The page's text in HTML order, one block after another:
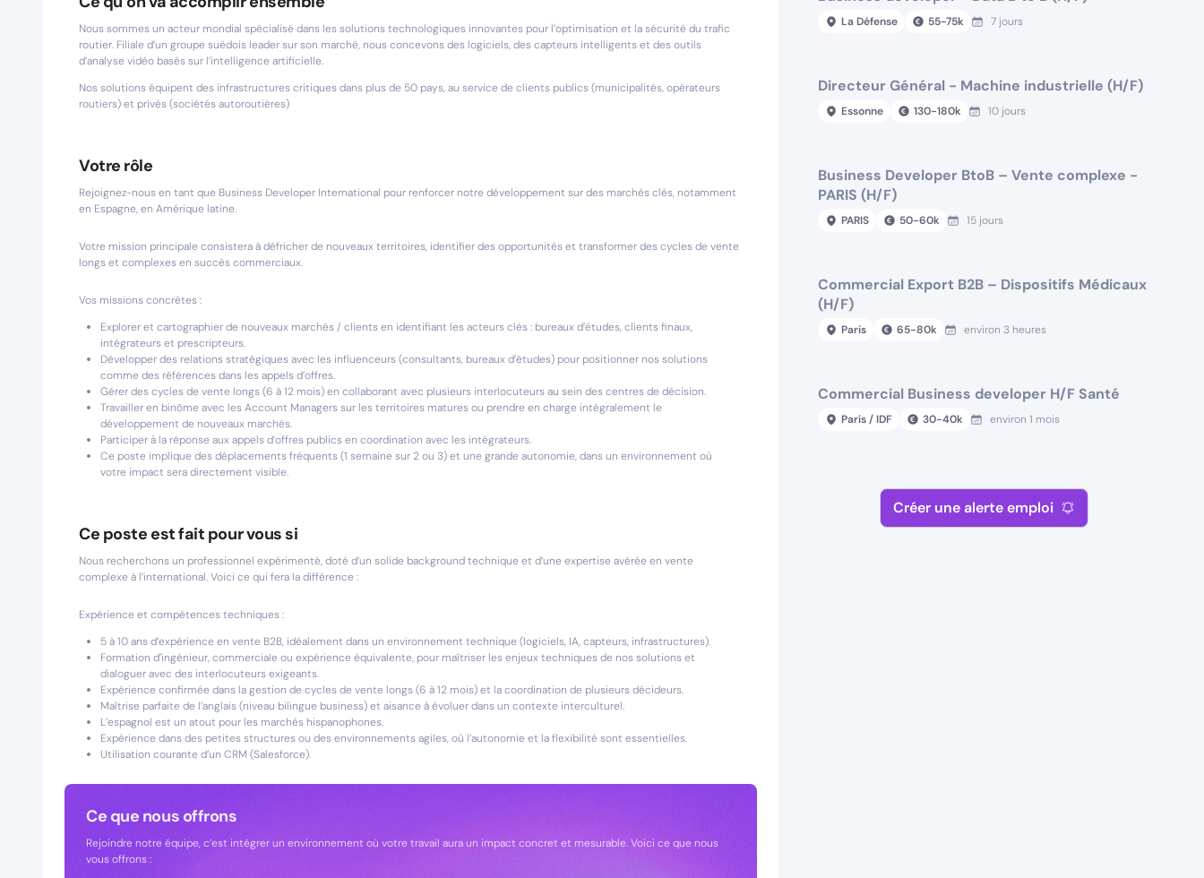
Nous sommes un acteur mondial spécialisé dans les solutions technologiques innovantes pour l’optimisation et la sécurité du trafic
routier. Filiale d’un groupe suédois leader sur son marché, nous concevons des logiciels, des capteurs intelligents et des outils
d’analyse vidéo basés sur l’intelligence artificielle.
Nos solutions équipent des infrastructures critiques dans plus de 50 pays, au service de clients publics (municipalités, opérateurs
routiers) et privés (sociétés autoroutières)
Votre rôle
Rejoignez-nous en tant que Business Developer International pour renforcer notre développement sur des marchés clés, notamment
en Espagne, en Amérique latine.
Votre mission principale consistera à défricher de nouveaux territoires, identifier des opportunités et transformer des cycles de vente
longs et complexes en succès commerciaux.
Vos missions concrètes :
Explorer et cartographier de nouveaux marchés / clients en identifiant les acteurs clés : bureaux d’études, clients finaux,
intégrateurs et prescripteurs.
Développer des relations stratégiques avec les influenceurs (consultants, bureaux d’études) pour positionner nos solutions
comme des références dans les appels d’offres.
Gérer des cycles de vente longs (6 à 12 mois) en collaborant avec plusieurs interlocuteurs au sein des centres de décision.
Travailler en binôme avec les Account Managers sur les territoires matures ou prendre en charge intégralement le
développement de nouveaux marchés.
Participer à la réponse aux appels d’offres publics en coordination avec les intégrateurs.
Ce poste implique des déplacements fréquents (1 semaine sur 2 ou 3) et une grande autonomie, dans un environnement où
votre impact sera directement visible.
Ce poste est fait pour vous si
Nous recherchons un professionnel expérimenté, doté d’un solide background technique et d’une expertise avérée en vente
complexe à l’international. Voici ce qui fera la différence :
Expérience et compétences techniques :
5 à 10 ans d’expérience en vente B2B, idéalement dans un environnement technique (logiciels, IA, capteurs, infrastructures).
Formation d’ingénieur, commerciale ou expérience équivalente, pour maîtriser les enjeux techniques de nos solutions et
dialoguer avec des interlocuteurs exigeants.
Expérience confirmée dans la gestion de cycles de vente longs (6 à 12 mois) et la coordination de plusieurs décideurs.
Maîtrise parfaite de l’anglais (niveau bilingue business) et aisance à évoluer dans un contexte interculturel.
L’espagnol est un atout pour les marchés hispanophones.
Expérience dans des petites structures ou des environnements agiles, où l’autonomie et la flexibilité sont essentielles.
Utilisation courante d’un CRM (Salesforce).
Ce que nous offrons
Rejoindre notre équipe, c’est intégrer un environnement où votre travail aura un impact concret et mesurable. Voici ce que nous
vous offrons :
La Défense 55-75k 7 jours
Directeur Général - Machine industrielle (H/F)
Essonne 130-180k 10 jours
Business Developer BtoB – Vente complexe -
PARIS (H/F)
PARIS 50-60k 15 jours
Commercial Export B2B – Dispositifs Médicaux
(H/F)
Paris 65-80k environ 3 heures
Commercial Business developer H/F Santé
Paris / IDF 30-40k environ 1 mois
Créer une alerte emploi